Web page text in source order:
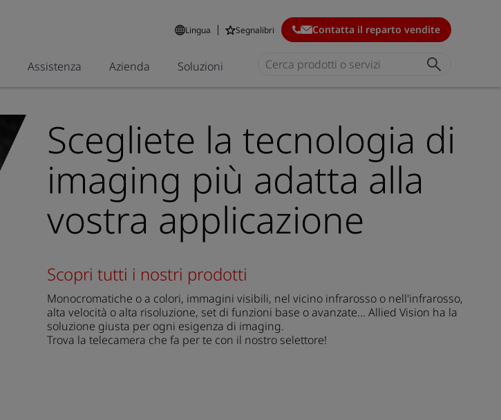
Lingua Segnalibri Contatta il reparto vendite
Assistenza Azienda Soluzioni
Scegliete la tecnologia di
imaging più adatta alla
vostra applicazione
Scopri tutti i nostri prodotti
Monocromatiche o a colori, immagini visibili, nel vicino infrarosso o nell'infrarosso,
alta velocità o alta risoluzione, set di funzioni base o avanzate... Allied Vision ha la
soluzione giusta per ogni esigenza di imaging.
Trova la telecamera che fa per te con il nostro selettore!